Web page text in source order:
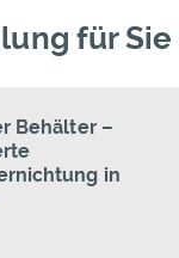
für Sie
Behälter –
in